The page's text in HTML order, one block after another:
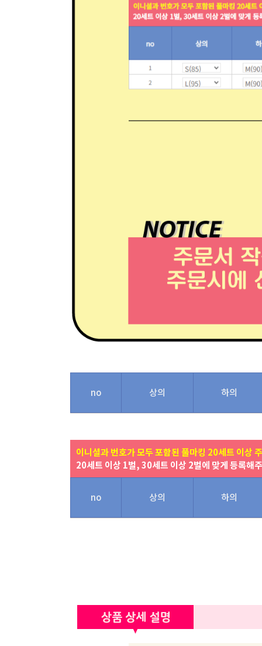
no 상의 하의
이니셜과 번호가 모두 포함된 풀마킹 20세트 이상
20세트 이상 1벌, 30세트 이상 2벌에 맞게 등록해
no 상의 하의